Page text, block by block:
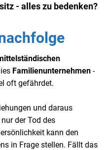
- alles zu bedenken?
Familienunternehmen -
oft gefährdet.
und daraus
der Tod des
kann den
in Frage stellen. Fällt das